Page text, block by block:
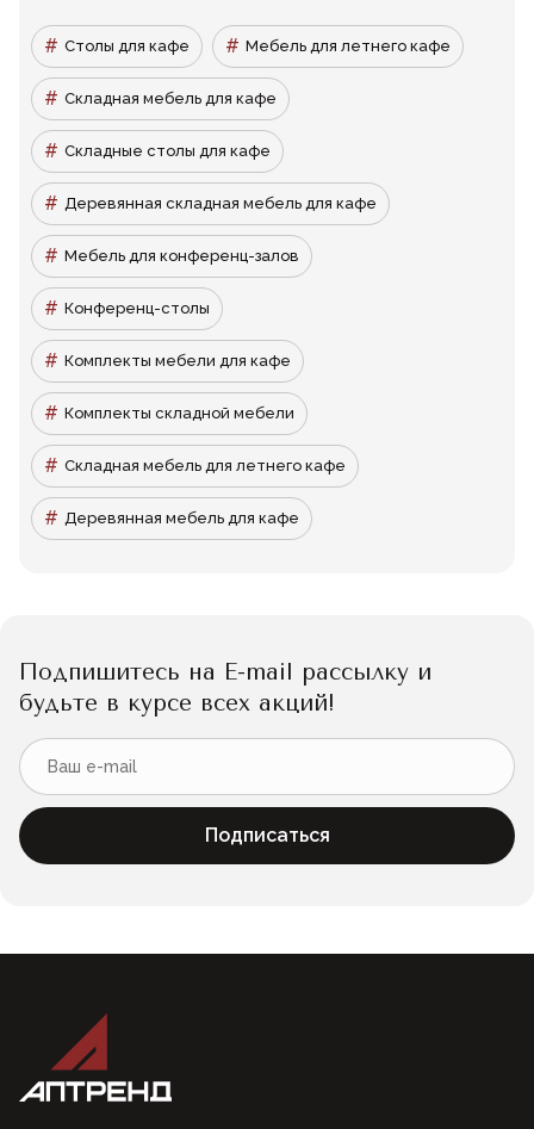
Столы для кафе Мебель для летнего кафе
Складная мебель для кафе
Складные столы для кафе
Деревянная складная мебель для кафе
Мебель для конференц-залов
Конференц-столы
Комплекты мебели для кафе
Комплекты складной мебели
Складная мебель для летнего кафе
Деревянная мебель для кафе
Подпишитесь на E-mail рассылку и
будьте в курсе всех акций!
Подписаться